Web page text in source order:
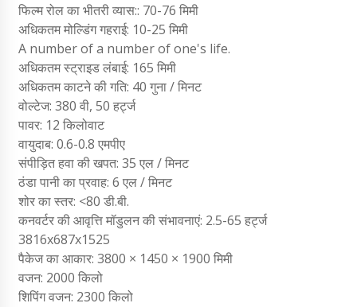
फिल्म रोल का भीतरी व्यास:: 70-76 मिमी
अधिकतम मोल्डिंग गहराई: 10-25 मिमी
A number of a number of one's life.
अधिकतम स्ट्राइड लंबाई: 165 मिमी
अधिकतम काटने की गति: 40 गुना / मिनट
वोल्टेज: 380 वी, 50 हर्ट्ज
पावर: 12 किलोवाट
वायुदाब: 0.6-0.8 एमपीए
संपीड़ित हवा की खपत: 35 एल / मिनट
ठंडा पानी का प्रवाह: 6 एल / मिनट
शोर का स्तर: <80 डी.बी.
कनवर्टर की आवृत्ति मॉडुलन की संभावनाएं: 2.5-65 हर्ट्ज
3816x687x1525
पैकेज का आकार: 3800 × 1450 × 1900 मिमी
वजन: 2000 किलो
शिपिंग वजन: 2300 किलो